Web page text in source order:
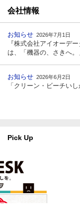
会社情報
お知らせ 2026年7月1日
『株式会社アイオーデ
は、「機器の、さきへ。
お知らせ 2026年6月2日
「クリーン・ビーチい
Pick Up